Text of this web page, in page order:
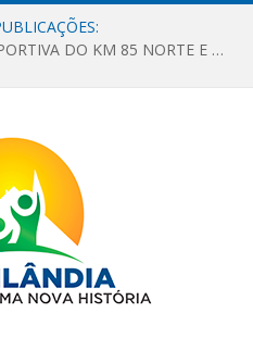
OBRAS DA QUADRA POLIESPORTIVA DO KM 85 NORTE E DA ESCOLA GASPAR VIANA AVANÇAM